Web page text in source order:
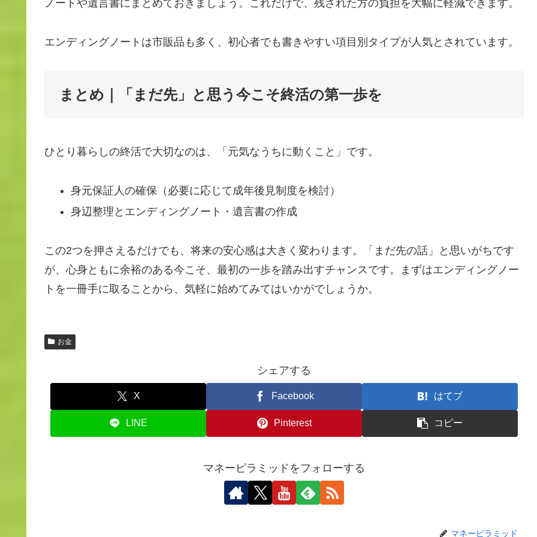
ノートや遺言書にまとめておきましょう。これだけで、残された方の負担を大幅に軽減できます。
エンディングノートは市販品も多く、初心者でも書きやすい項目別タイプが人気とされています。
まとめ｜「まだ先」と思う今こそ終活の第一歩を
ひとり暮らしの終活で大切なのは、「元気なうちに動くこと」です。
身元保証人の確保（必要に応じて成年後見制度を検討）
身辺整理とエンディングノート・遺言書の作成
この2つを押さえるだけでも、将来の安心感は大きく変わります。「まだ先の話」と思いがちです
が、心身ともに余裕のある今こそ、最初の一歩を踏み出すチャンスです。まずはエンディングノー
トを一冊手に取ることから、気軽に始めてみてはいかがでしょうか。
お金
シェアする
X Facebook はてブ
LINE Pinterest コピー
マネーピラミッドをフォローする
マネーピラミッド